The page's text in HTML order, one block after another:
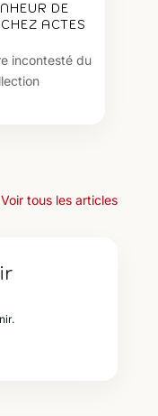
DE
ACTES
incontesté du
Voir tous les articles